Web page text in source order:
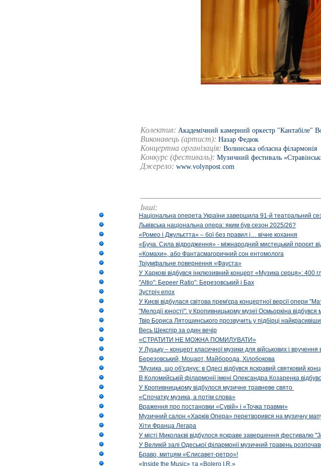
Колектив: Академічний камерний оркестр "Кантабіле"
Виконавець (артист): Назар Федюк
Концертна організація: Волинська обласна філармонія
Конкурс (фестиваль): Музичний фестиваль
Джерело: www.volynpost.com
Інші:
Національна оперета України завершила 91-й театральний
Львівська національна опера: яким був сезон 2025/26?
«Ромео і Джульєтта» – бої без правил і… вічне кохання
«Буча. Сила відродження» - міжнародний мистецький проєкт
«Комахи», або Фантасмагоричний сон ентомолога
Тріумфальне повернення «Фауста»
У Харкові відбувся інклюзивний концерт «Музика серця»: 400
"Altio": Береer Ratio": Березовський і Бах
Зустріч епох
У Києві відбулася світова прем'єра концертної версії опери
"Мелодії юності": у Кропивницькому музеї Осмьоркіна
Твір Бориса Лятошинського прозвучить у підбірці
Весь Шекспір за один вечір
«СТРАТИТИ НЕ МОЖНА ПОМИЛУВАТИ»
У Луцьку – концерт класичної музики для військових і вручення
Березовський, Моцарт, Майборода, Хілобокова
"Музика, що об'єднує: в Одесі відбувся яскравий святковий
В Коломийській філармонії імені Олександра Козаренка
У Кропивницькому відбулося музичне травневе свято
«Спочатку музика, а потім слова»
Враження про постановки «Сувій» і «Точка травми»
Музичний салон «Харків Опера» перетворився на музичну
Хіти Франца Легара
У місті Миколаєві відбулося яскраве завершення фестивалю
У Великій залі Одеської філармонії музичний травень
Браво, митцям «Єлисавет-ретро»!
«Inside the Music» та «Bolero I.R.»